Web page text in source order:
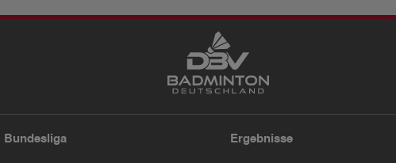
Bundesliga Ergebnisse